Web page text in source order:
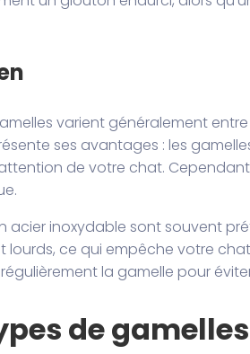
varient généralement
ses avantages : les
de votre chat.
acier inoxydable sont souvent
lourds, ce qui empêche votre
la gamelle pour
de